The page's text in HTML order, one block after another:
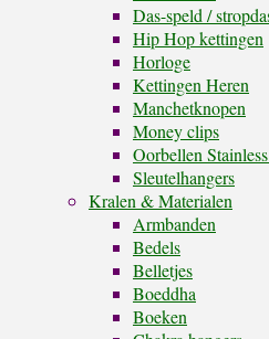
Das-speld /
Hip Hop kettingen
Horloge
Kettingen Heren
Manchetknopen
Money clips
Oorbellen
Sleutelhangers
Kralen & Materialen
Armbanden
Bedels
Belletjes
Boeddha
Boeken